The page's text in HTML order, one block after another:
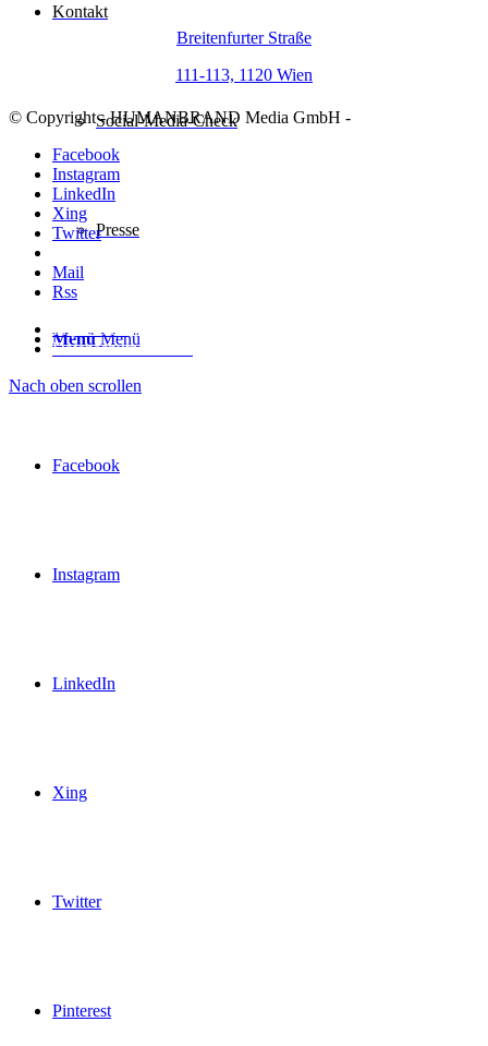
Kontakt
Social-Media-Check
Presse
Menü Menü
Facebook
Instagram
LinkedIn
Xing
Twitter
Pinterest
Breitenfurter Straße
111-113, 1120 Wien
© Copyright - HUMANBRAND Media GmbH -
Facebook
Instagram
LinkedIn
Xing
Twitter
Mail
Rss
Impressum
Datenschutzerklärung
Nach oben scrollen